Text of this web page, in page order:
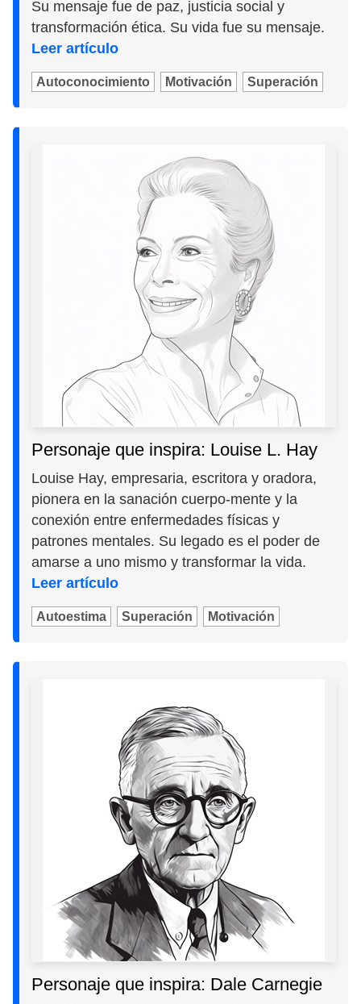
Su mensaje fue de paz, justicia social y
transformación ética. Su vida fue su mensaje.
Leer artículo
Autoconocimiento Motivación Superación
Personaje que inspira: Louise L. Hay
Louise Hay, empresaria, escritora y oradora,
pionera en la sanación cuerpo-mente y la
conexión entre enfermedades físicas y
patrones mentales. Su legado es el poder de
amarse a uno mismo y transformar la vida.
Leer artículo
Autoestima Superación Motivación
Personaje que inspira: Dale Carnegie